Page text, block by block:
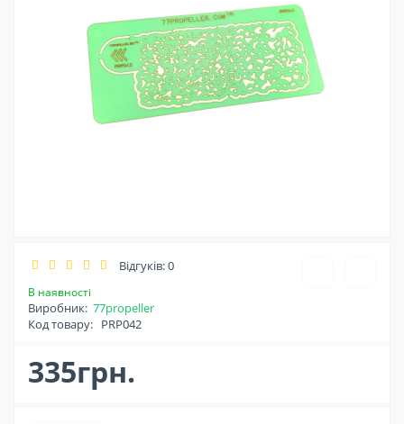
Відгуків: 0
В наявності
Виробник: 77propeller
Код товару: PRP042
335грн.